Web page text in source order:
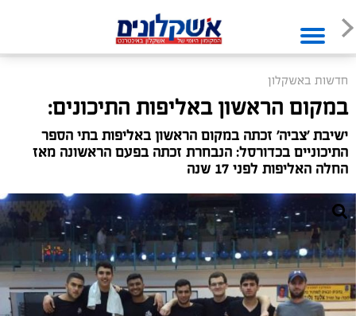
חדשות באשקלון
במקום הראשון באליפות התיכונים:
ישיבת 'צביה' זכתה במקום הראשון באליפות בתי הספר
התיכוניים בכדורסל: הנבחרת זכתה בפעם הראשונה מאז
החלה האליפות לפני 17 שנה